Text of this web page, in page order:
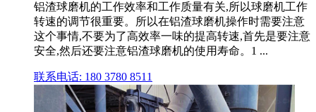
铝渣球磨机的工作效率和工作质量有关,所以球磨机工作
转速的调节很重要。所以在铝渣球磨机操作时需要注意
这个事情,不要为了高效率一味的提高转速,首先是要注意
安全,然后还要注意铝渣球磨机的使用寿命。1 ...
联系电话: 180 3780 8511